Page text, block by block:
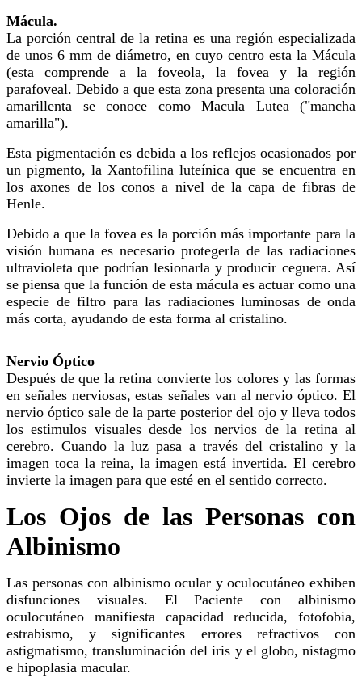
Mácula.
La porción central de la retina es una región especializada
de unos 6 mm de diámetro, en cuyo centro esta la Mácula
(esta comprende a la foveola, la fovea y la región
parafoveal. Debido a que esta zona presenta una coloración
amarillenta se conoce como Macula Lutea ("mancha
amarilla").
Esta pigmentación es debida a los reflejos ocasionados por
un pigmento, la Xantofilina luteínica que se encuentra en
los axones de los conos a nivel de la capa de fibras de
Henle.
Debido a que la fovea es la porción más importante para la
visión humana es necesario protegerla de las radiaciones
ultravioleta que podrían lesionarla y producir ceguera. Así
se piensa que la función de esta mácula es actuar como una
especie de filtro para las radiaciones luminosas de onda
más corta, ayudando de esta forma al cristalino.
Nervio Óptico
Después de que la retina convierte los colores y las formas
en señales nerviosas, estas señales van al nervio óptico. El
nervio óptico sale de la parte posterior del ojo y lleva todos
los estimulos visuales desde los nervios de la retina al
cerebro. Cuando la luz pasa a través del cristalino y la
imagen toca la reina, la imagen está invertida. El cerebro
invierte la imagen para que esté en el sentido correcto.
Los Ojos de las Personas con
Albinismo
Las personas con albinismo ocular y oculocutáneo exhiben
disfunciones visuales. El Paciente con albinismo
oculocutáneo manifiesta capacidad reducida, fotofobia,
estrabismo, y significantes errores refractivos con
astigmatismo, transluminación del iris y el globo, nistagmo
e hipoplasia macular.